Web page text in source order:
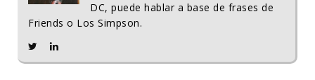
DC, puede hablar a base de frases de
Friends o Los Simpson.